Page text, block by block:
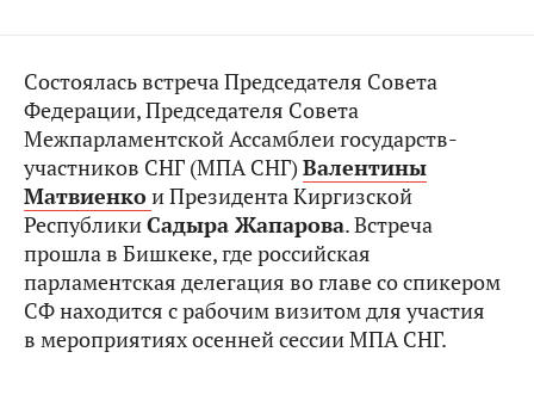
Состоялась встреча Председателя Совета
Федерации, Председателя Совета
Межпарламентской Ассамблеи государств-
участников СНГ (МПА СНГ) Валентины
Матвиенкои Президента Киргизской
РеспубликиСадыра Жапарова. Встреча
прошла в Бишкеке, где российская
парламентская делегация во главе со спикером
СФ находится с рабочим визитом для участия
в мероприятиях осенней сессии МПА СНГ.